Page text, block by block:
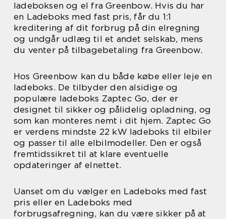
ladeboksen og el fra Greenbow. Hvis du har
en Ladeboks med fast pris, får du 1:1
kreditering af dit forbrug på din elregning
og undgår udlæg til et andet selskab, mens
du venter på tilbagebetaling fra Greenbow.
Hos Greenbow kan du både købe eller leje en
ladeboks. De tilbyder den alsidige og
populære ladeboks Zaptec Go, der er
designet til sikker og pålidelig opladning, og
som kan monteres nemt i dit hjem. Zaptec Go
er verdens mindste 22 kW ladeboks til elbiler
og passer til alle elbilmodeller. Den er også
fremtidssikret til at klare eventuelle
opdateringer af elnettet.
Uanset om du vælger en Ladeboks med fast
pris eller en Ladeboks med
forbrugsafregning, kan du være sikker på at